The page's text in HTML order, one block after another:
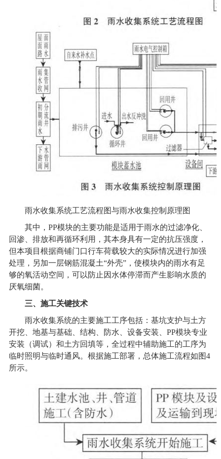
雨水收集系统工艺流程图与雨水收集控制原理图
其中，PP模块的主要功能是适用于雨水的过滤净化、
回渗、排放和再循环利用，其本身具有一定的抗压强度，
但本项目根据商铺门口行车荷载较大的实际情况进行加强
处理，另加一层钢筋混凝土“外壳”，使模块内的雨水有足
够的氧活动空间，可以防止因水体停滞而产生影响水质的
厌氧细菌。
三、施工关键技术
雨水收集系统的主要施工工序包括：基坑支护与土方
开挖、地基与基础、结构、防水、设备安装、PP模块专业
安装（调试）和土方回填等，全过程中辅助施工的工序为
临时照明与临时通风。根据施工部署，总体施工流程如图4
所示。